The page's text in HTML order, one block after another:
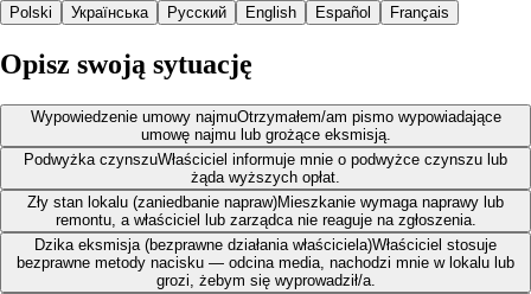
Polski Українська Русский English Español Français
Opisz swoją sytuację
Wypowiedzenie umowy najmuOtrzymałem/am pismo wypowiadające
umowę najmu lub grożące eksmisją.
Podwyżka czynszuWłaściciel informuje mnie o podwyżce czynszu lub
żąda wyższych opłat.
Zły stan lokalu (zaniedbanie napraw)Mieszkanie wymaga naprawy lub
remontu, a właściciel lub zarządca nie reaguje na zgłoszenia.
Dzika eksmisja (bezprawne działania właściciela)Właściciel stosuje
bezprawne metody nacisku — odcina media, nachodzi mnie w lokalu lub
grozi, żebym się wyprowadził/a.